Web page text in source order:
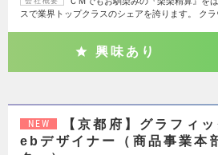
スで業界トップクラスのシェアを誇ります。 ク
興味あり
NEW
【京都府】グラフィ
ebデザイナー（商品事業本